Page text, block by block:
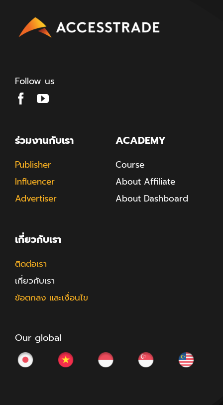
Follow us
ร่วมงานกับเรา
Publisher
Influencer
Advertiser
ACADEMY
Course
About Affiliate
About Dashboard
เกี่ยวกับเรา
ติดต่อเรา
เกี่ยวกับเรา
ข้อตกลง และเงื่อนไข
Our global